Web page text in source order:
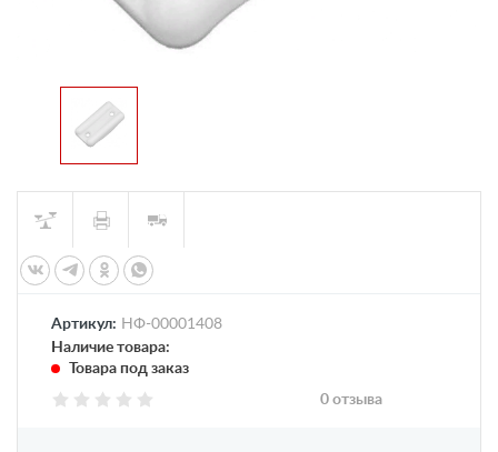
Артикул: НФ-00001408
Наличие товара:
Товара под заказ
0 отзыва